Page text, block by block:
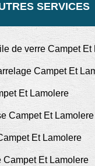
SERVICES
de verre Campet Et
Campet Et
Et Lamolere
Campet Et
Et Lamolere
Campet Et Lamolere